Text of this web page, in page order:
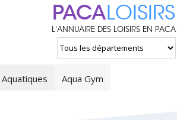
PACALOISIRS
L'ANNUAIRE DES LOISIRS EN PACA
Aquatiques Aqua Gym